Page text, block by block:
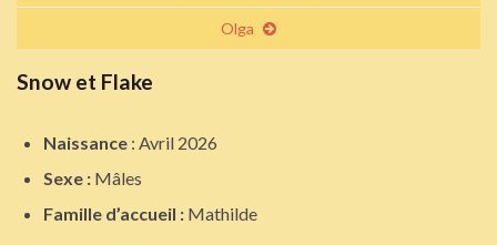
Olga
Snow et Flake
Naissance : Avril 2026
Sexe : Mâles
Famille d’accueil : Mathilde